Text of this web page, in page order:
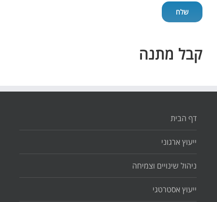
קבל מתנה
דף הבית
ייעוץ ארגוני
ניהול שינויים וצמיחה
ייעוץ אסטרטגי